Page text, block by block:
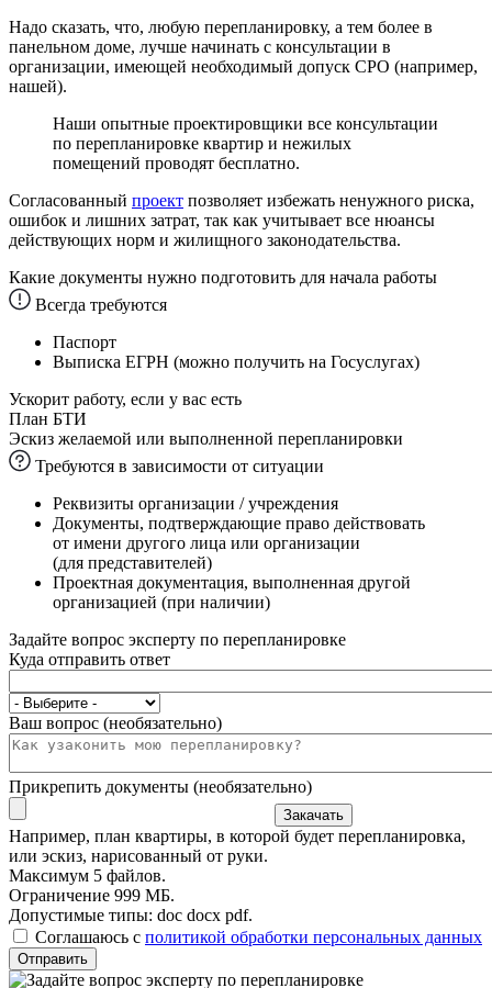
Надо сказать, что, любую перепланировку, а тем более в
панельном доме, лучше начинать с консультации в
организации, имеющей необходимый допуск СРО (например,
нашей).
Наши опытные проектировщики все консультации
по перепланировке квартир и нежилых
помещений проводят бесплатно.
Согласованный проект позволяет избежать ненужного риска,
ошибок и лишних затрат, так как учитывает все нюансы
действующих норм и жилищного законодательства.
Какие документы нужно подготовить для начала работы
Всегда требуются
Паспорт
Выписка ЕГРН (можно получить на Госуслугах)
Ускорит работу, если у вас есть
План БТИ
Эскиз желаемой или выполненной перепланировки
Требуются в зависимости от ситуации
Реквизиты организации / учреждения
Документы, подтверждающие право действовать
от имени другого лица или организации
(для представителей)
Проектная документация, выполненная другой
организацией (при наличии)
Задайте вопрос эксперту по перепланировке
Куда отправить ответ
Ваш вопрос (необязательно)
Прикрепить документы (необязательно)
Закачать
Например, план квартиры, в которой будет перепланировка,
или эскиз, нарисованный от руки.
Максимум 5 файлов.
Ограничение 999 МБ.
Допустимые типы: doc docx pdf.
Соглашаюсь с политикой обработки персональных данных
Отправить